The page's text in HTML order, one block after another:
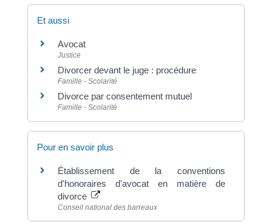
Et aussi
Avocat
Justice
Divorcer devant le juge : procédure
Famille - Scolarité
Divorce par consentement mutuel
Famille - Scolarité
Pour en savoir plus
Établissement de la conventions
d'honoraires d'avocat en matière de
divorce
Conseil national des barreaux